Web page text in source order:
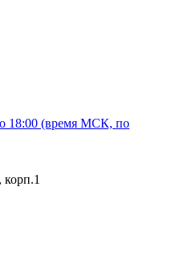
18:00 (время МСК, по